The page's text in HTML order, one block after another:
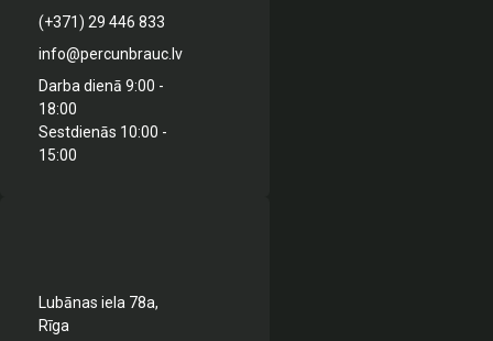
(+371) 29 446 833
info@percunbrauc.lv
Darba dienā 9:00 -
18:00
Sestdienās 10:00 -
15:00
Lubānas iela 78a,
Rīga